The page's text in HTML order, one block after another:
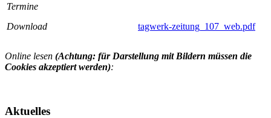
Termine
Download
tagwerk-zeitung_107_web.pdf
Online lesen (Achtung: für Darstellung mit Bildern müssen die
Cookies akzeptiert werden):
Aktuelles